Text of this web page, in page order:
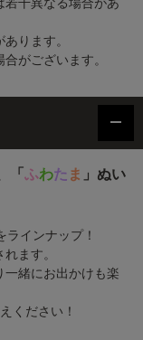
干異なる場合があ
ります。
がございます。
「 ふわた ま 」ぬい
インナップ！
ます。
一緒にお出かけも楽
ください！